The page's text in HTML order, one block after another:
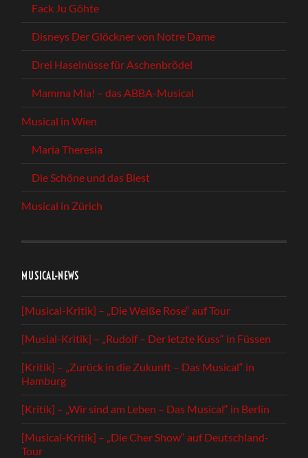
Fack Ju Göhte
Disneys Der Glöckner von Notre Dame
Drei Haselnüsse für Aschenbrödel
Mamma Mia! – das ABBA-Musical
Musical in Wien
Maria Theresia
Die Schöne und das Biest
Musical in Zürich
MUSICAL-NEWS
[Musical-Kritik] – „Die Weiße Rose“ auf Tour
[Musial-Kritik] – „Rudolf – Der letzte Kuss“ in Füssen
[Kritik] – „Zurück in die Zukunft – Das Musical“ in
Hamburg
[Kritik] – „Wir sind am Leben – Das Musical“ in Berlin
[Musical-Kritik] – „Die Cher Show“ auf Deutschland-
Tour